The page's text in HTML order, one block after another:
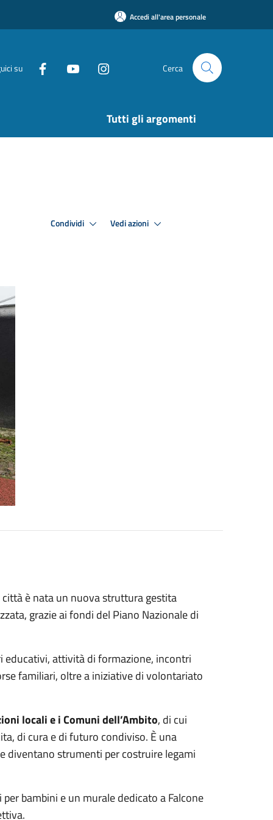
Accedi all'area personale
su Cerca
Tutti gli argomenti
Condividi Vedi azioni
è nata un nuova struttura gestita
grazie ai fondi del Piano Nazionale di
educativi, attività di formazione, incontri
familiari, oltre a iniziative di volontariato
locali e i Comuni dell’Ambito, di cui
di cura e di futuro condiviso. È una
diventano strumenti per costruire legami
bambini e un murale dedicato a Falcone